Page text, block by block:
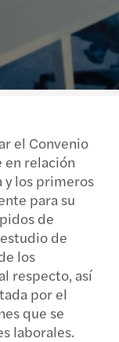
el Convenio
en relación
los primeros
para su
de
de
los
respecto, así
por el
que se
laborales.